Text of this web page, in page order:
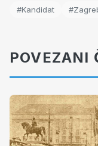
#Kandidat
POVEZANI